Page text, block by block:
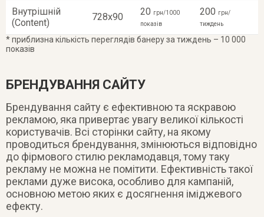
Внутрішній
(Content)
728х90 20 грн/1000
показів
200 грн/
тиждень
* приблизна кількість переглядів банеру за тиждень – 10 000
показів
БРЕНДУВАННЯ САЙТУ
Брендування сайту є ефективною та яскравою
рекламою, яка привертає увагу великої кількості
користувачів. Всі сторінки сайту, на якому
проводиться брендування, змінюються відповідно
до фірмового стилю рекламодавця, тому таку
рекламу не можна не помітити. Ефективність такої
реклами дуже висока, особливо для кампаній,
основною метою яких є досягнення іміджевого
ефекту.